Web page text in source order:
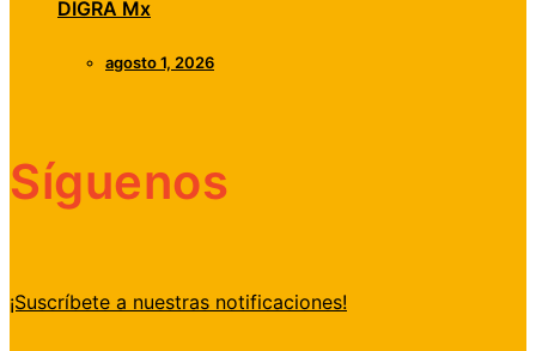
DIGRA Mx
agosto 1, 2026
Síguenos
¡Suscríbete a nuestras notificaciones!